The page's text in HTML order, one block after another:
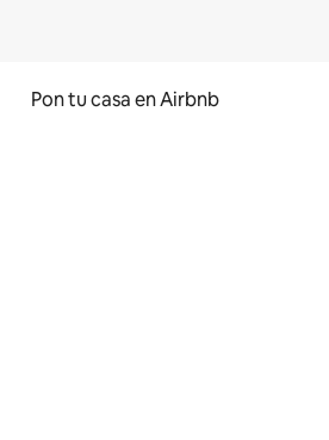
Pon tu casa en Airbnb